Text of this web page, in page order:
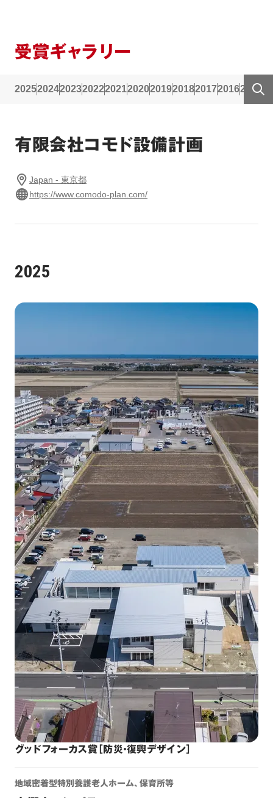
受賞ギャラリー
20252024202320222021202020192018201720162015
有限会社コモド設備計画
Japan - 東京都
https://www.comodo-plan.com/
2025
グッドフォーカス賞［防災・復興デザイン］
地域密着型特別養護老人ホーム、保育所等